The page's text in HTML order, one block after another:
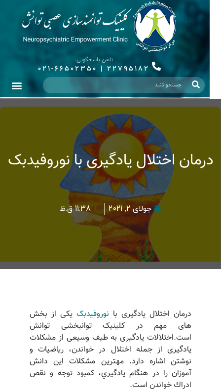
تلفن پاسخگویی:
22795182
|
021-66502350
درمان اختلال یادگیری با نوروفیدبک
جولای 2, 2021 11:38 ق.ظ
درمان اختلال یادگیری بانوروفیدبکیکی از بخش
های مهم در کلینیک توانبخشی توانش
است.اختلالات یادگیری به طیف وسیعی از مشکلات
یادگیری از جمله اختلال در خواندن، ریاضیات و
نوشتن اشاره دارد. مهترين مشكلات اين دانش
آموزان را در هنگام يادگيري، كمبود توجه و نقص
ادراك خواندن است.